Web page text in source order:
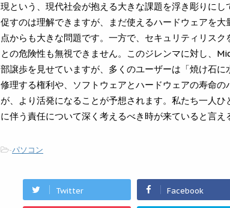
現という、現代社会が抱える大きな課題を浮き彫りに
促すのは理解できますが、まだ使えるハードウェアを
点からも大きな問題です。一方で、セキュリティリス
との危険性も無視できません。このジレンマに対し、
部譲歩を見せていますが、多くのユーザーは「焼け石に
修理する権利や、ソフトウェアとハードウェアの寿命
が、より活発になることが予想されます。私たち一人
に伴う責任について深く考えるべき時が来ていると言え
-パソコン
Twitter Facebook